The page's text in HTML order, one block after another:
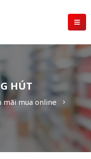
HÚT
mãi mua online